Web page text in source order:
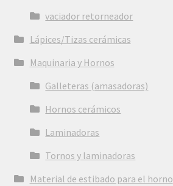
vaciador retorneador
Lápices/Tizas cerámicas
Maquinaria y Hornos
Galleteras (amasadoras)
Hornos cerámicos
Laminadoras
Tornos y laminadoras
Material de estibado para el horno